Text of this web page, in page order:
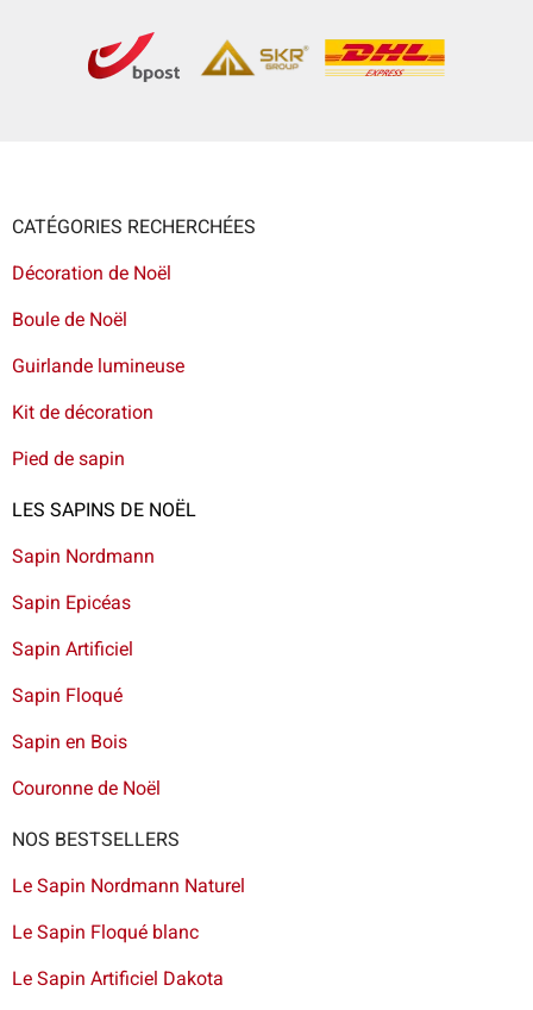
CATÉGORIES RECHERCHÉES
Décoration de Noël
Boule de Noël
Guirlande lumineuse
Kit de décoration
Pied de sapin
LES SAPINS DE NOËL
Sapin Nordmann
Sapin Epicéas
Sapin Artificiel
Sapin Floqué
Sapin en Bois
Couronne de Noël
NOS BESTSELLERS
Le Sapin Nordmann Naturel
Le Sapin Floqué blanc
Le Sapin Artificiel Dakota